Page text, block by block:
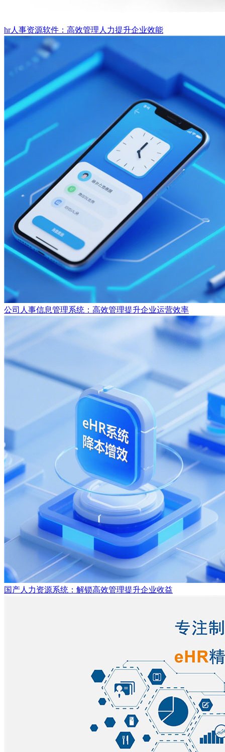
hr人事资源软件：高效管理人力提升企业效能
公司人事信息管理系统：高效管理提升企业运营效率
国产人力资源系统：解锁高效管理提升企业收益